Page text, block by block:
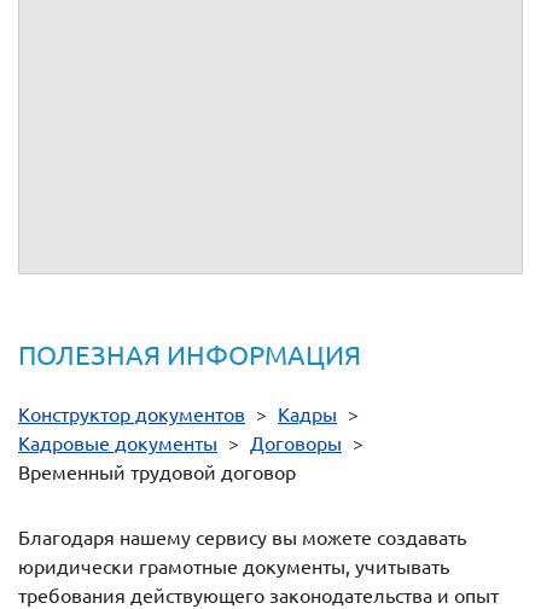
ПОЛЕЗНАЯ ИНФОРМАЦИЯ
Конструктор документов > Кадры >
Кадровые документы > Договоры >
Временный трудовой договор
Благодаря нашему сервису вы можете создавать
юридически грамотные документы, учитывать
требования действующего законодательства и опыт